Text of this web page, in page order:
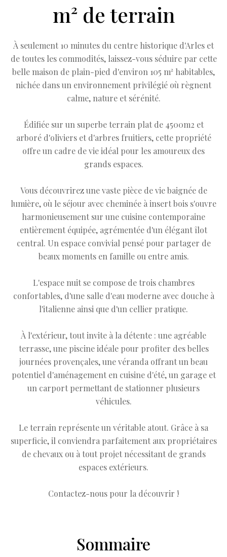
m² de terrain
À seulement 10 minutes du centre historique d'Arles et
de toutes les commodités, laissez-vous séduire par cette
belle maison de plain-pied d'environ 105 m² habitables,
nichée dans un environnement privilégié où règnent
calme, nature et sérénité.
Édifiée sur un superbe terrain plat de 4500m2 et
arboré d'oliviers et d'arbres fruitiers, cette propriété
offre un cadre de vie idéal pour les amoureux des
grands espaces.
Vous découvrirez une vaste pièce de vie baignée de
lumière, où le séjour avec cheminée à insert bois s'ouvre
harmonieusement sur une cuisine contemporaine
entièrement équipée, agrémentée d'un élégant îlot
central. Un espace convivial pensé pour partager de
beaux moments en famille ou entre amis.
L'espace nuit se compose de trois chambres
confortables, d'une salle d'eau moderne avec douche à
l'italienne ainsi que d'un cellier pratique.
À l'extérieur, tout invite à la détente : une agréable
terrasse, une piscine idéale pour profiter des belles
journées provençales, une véranda offrant un beau
potentiel d'aménagement en cuisine d'été, un garage et
un carport permettant de stationner plusieurs
véhicules.
Le terrain représente un véritable atout. Grâce à sa
superficie, il conviendra parfaitement aux propriétaires
de chevaux ou à tout projet nécessitant de grands
espaces extérieurs.
Contactez-nous pour la découvrir !
Sommaire